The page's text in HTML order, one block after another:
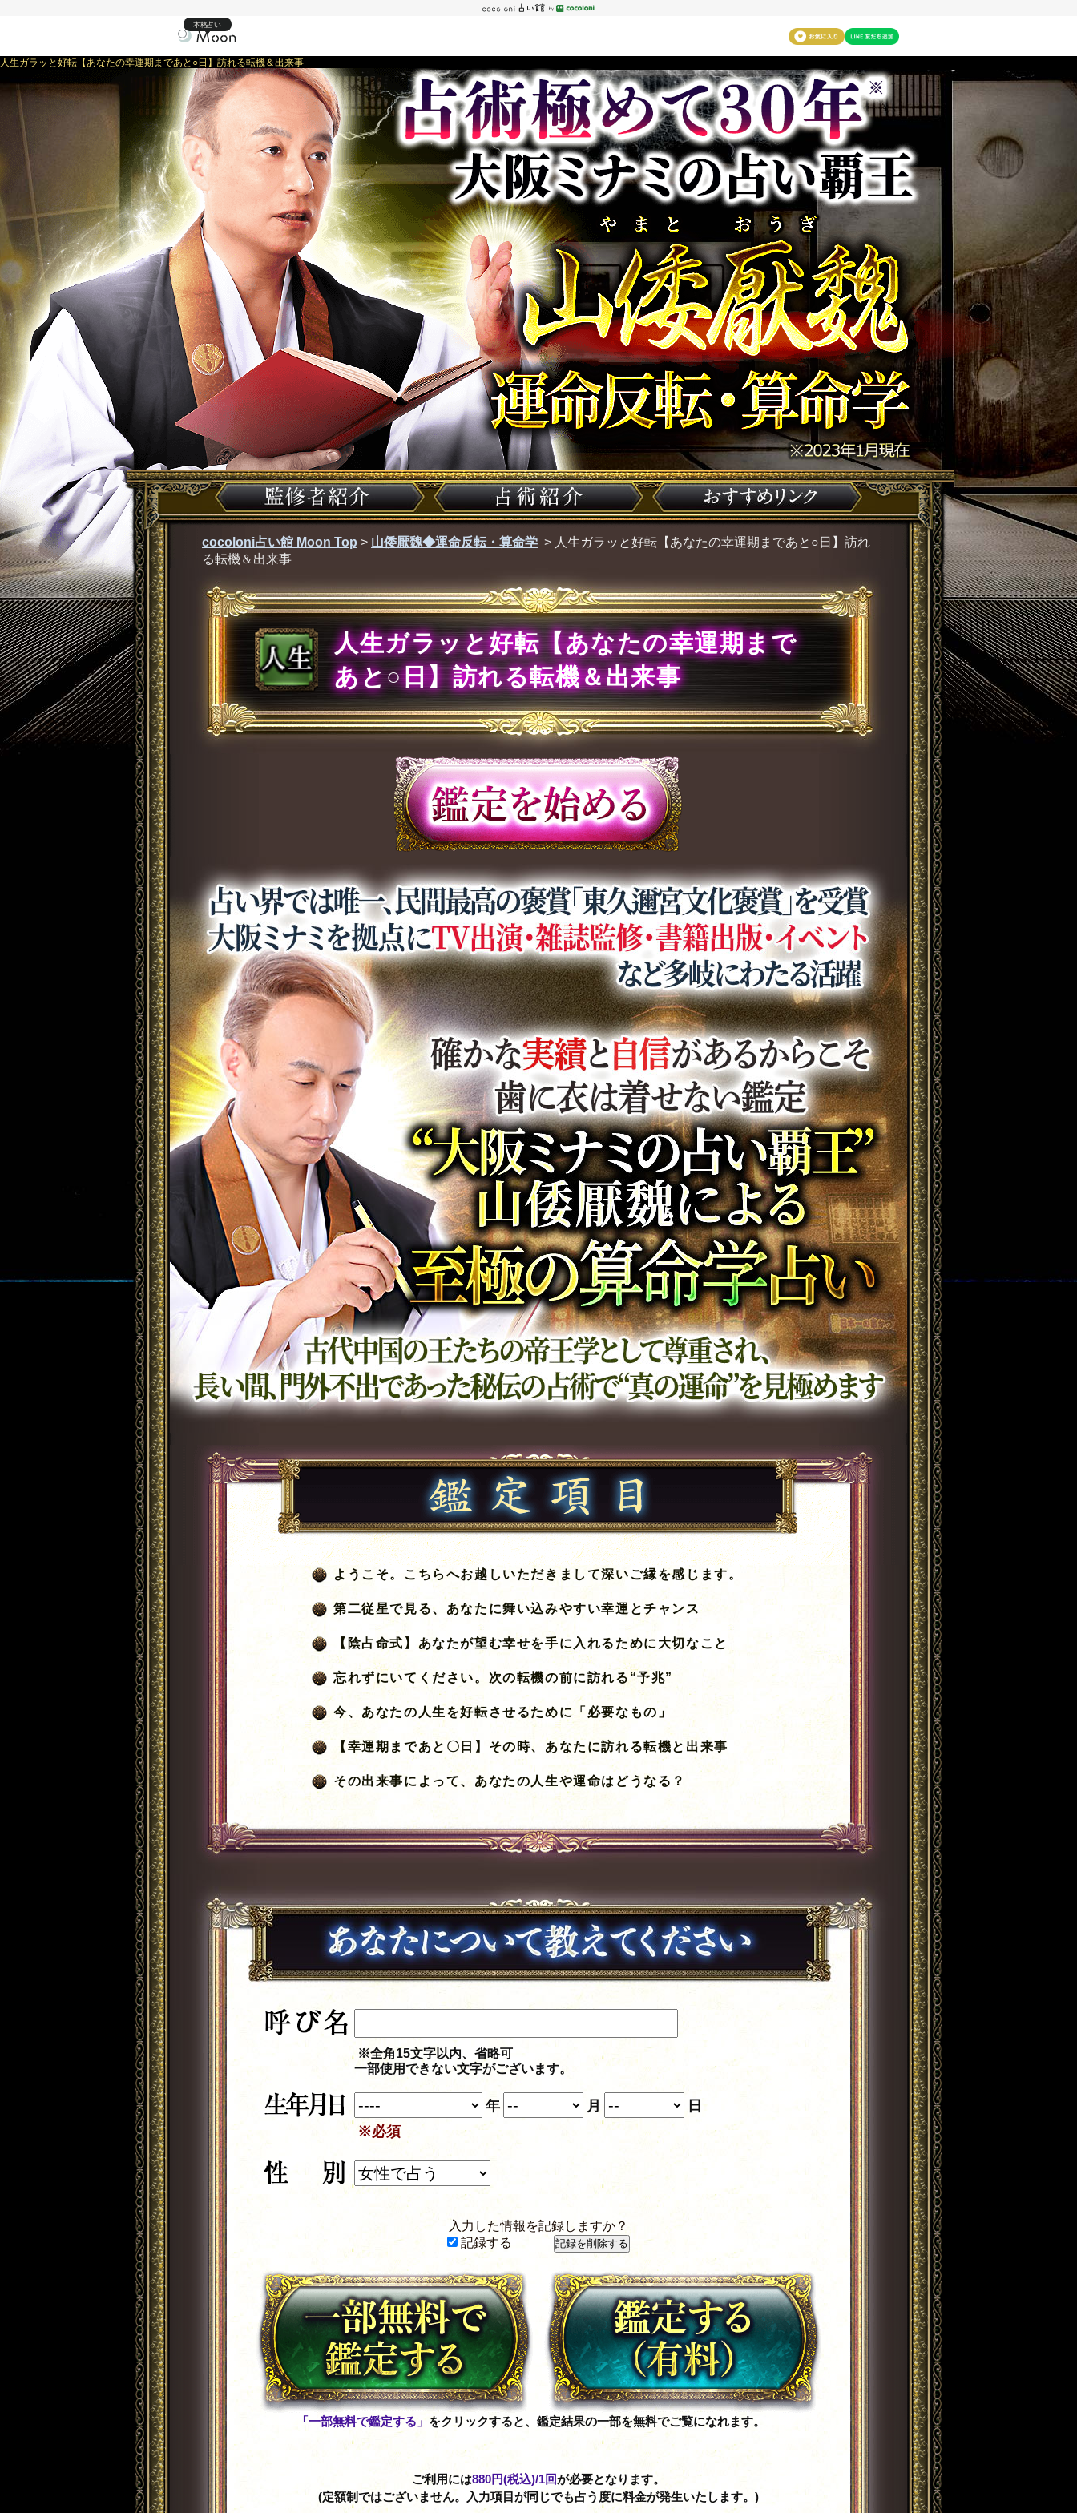
本格占い
人生ガラッと好転【あなたの幸運期まであと○日】訪れる転機＆出来事
cocoloni占い館 Moon Top > 山倭厭魏◆運命反転・算命学 > 人生ガラッと好転【あなたの幸運期まであと○日】訪れ
る転機＆出来事
人生ガラッと好転【あなたの幸運期まで
あと○日】訪れる転機＆出来事
ようこそ。こちらへお越しいただきまして深いご縁を感じます。
第二従星で見る、あなたに舞い込みやすい幸運とチャンス
【陰占命式】あなたが望む幸せを手に入れるために大切なこと
忘れずにいてください。次の転機の前に訪れる“予兆”
今、あなたの人生を好転させるために「必要なもの」
【幸運期まであと〇日】その時、あなたに訪れる転機と出来事
その出来事によって、あなたの人生や運命はどうなる？
※全角15文字以内、省略可
一部使用できない文字がございます。
年 月 日
※必須
入力した情報を記録しますか？
記録する
「一部無料で鑑定する」 をクリックすると、鑑定結果の一部を無料でご覧になれます。
ご利用には880円(税込)/1回が必要となります。
(定額制ではございません。入力項目が同じでも占う度に料金が発生いたします。)